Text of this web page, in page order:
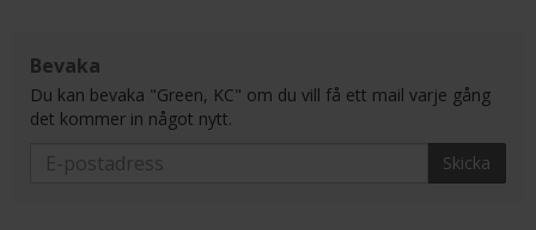
Bevaka
Du kan bevaka "Green, KC" om du vill få ett mail varje gång
det kommer in något nytt.
Skicka